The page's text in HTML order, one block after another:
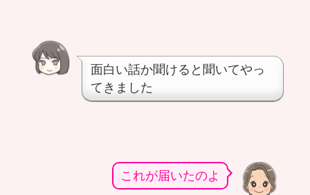
面白い話か聞けると聞いてやっ
てきました
これが届いたのよ